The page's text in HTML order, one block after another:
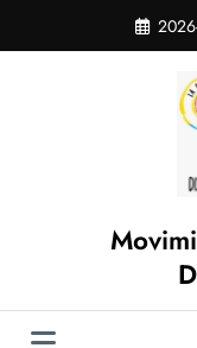
contenido